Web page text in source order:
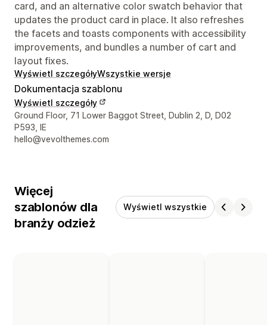
card, and an alternative color swatch behavior that
updates the product card in place. It also refreshes
the facets and toasts components with accessibility
improvements, and bundles a number of cart and
layout fixes.
Wyświetl szczegółyWszystkie wersje
Dokumentacja szablonu
Wyświetl szczegóły
Dane kontaktowe projektanta
Ground Floor, 71 Lower Baggot Street, Dublin 2, D, D02
P593, IE
hello@vevolthemes.com
Więcej
szablonów dla
branży odzież
Wyświetl wszystkie